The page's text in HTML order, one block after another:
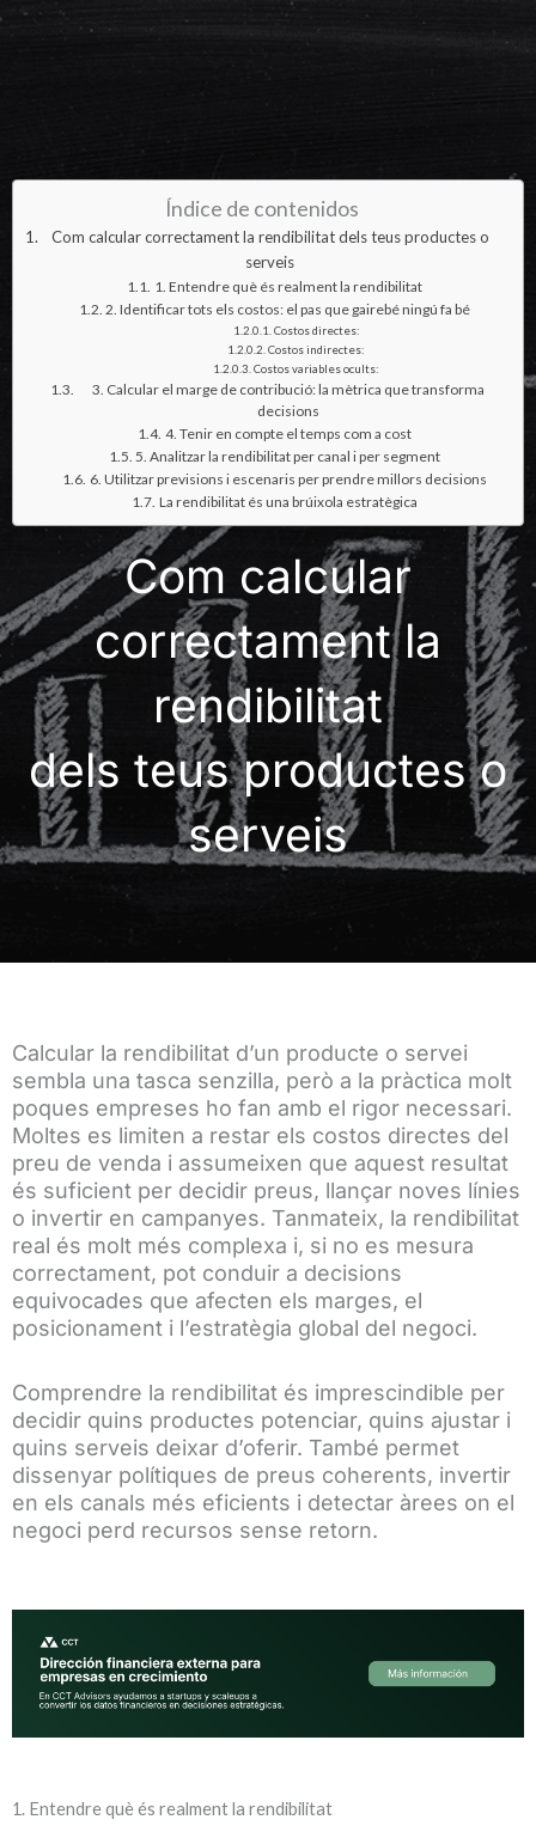
Índice de contenidos
Com calcular correctament la rendibilitat dels teus productes o
serveis
1. Entendre què és realment la rendibilitat
2. Identificar tots els costos: el pas que gairebé ningú fa bé
Costos directes:
Costos indirectes:
Costos variables ocults:
3. Calcular el marge de contribució: la mètrica que transforma
decisions
4. Tenir en compte el temps com a cost
5. Analitzar la rendibilitat per canal i per segment
6. Utilitzar previsions i escenaris per prendre millors decisions
La rendibilitat és una brúixola estratègica
Com calcular
correctament la
rendibilitat
dels teus productes o
serveis
Calcular la rendibilitat d’un producte o servei
sembla una tasca senzilla, però a la pràctica molt
poques empreses ho fan amb el rigor necessari.
Moltes es limiten a restar els costos directes del
preu de venda i assumeixen que aquest resultat
és suficient per decidir preus, llançar noves línies
o invertir en campanyes. Tanmateix, la rendibilitat
real és molt més complexa i, si no es mesura
correctament, pot conduir a decisions
equivocades que afecten els marges, el
posicionament i l’estratègia global del negoci.
Comprendre la rendibilitat és imprescindible per
decidir quins productes potenciar, quins ajustar i
quins serveis deixar d’oferir. També permet
dissenyar polítiques de preus coherents, invertir
en els canals més eficients i detectar àrees on el
negoci perd recursos sense retorn.
1. Entendre què és realment la rendibilitat